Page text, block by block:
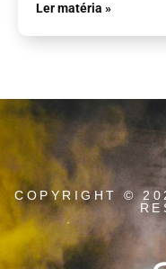
Ler matéria »
COPYRIGHT ©